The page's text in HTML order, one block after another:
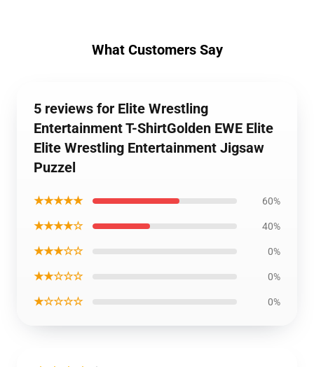
What Customers Say
5 reviews for Elite Wrestling
Entertainment T-ShirtGolden EWE Elite
Elite Wrestling Entertainment Jigsaw
Puzzel
★★★★★ 60%
★★★★☆ 40%
★★★☆☆ 0%
★★☆☆☆ 0%
★☆☆☆☆ 0%